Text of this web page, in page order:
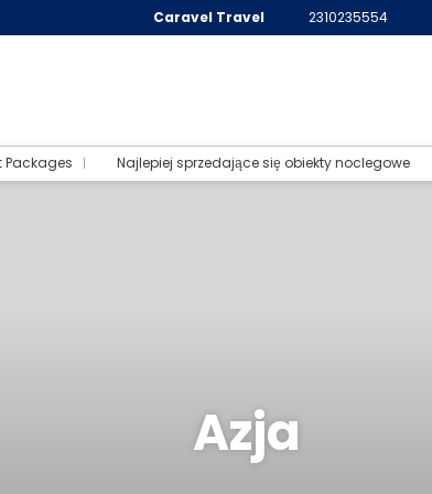
Caravel Travel 2310235554
Packages Najlepiej sprzedające się obiekty noclegowe
Azja